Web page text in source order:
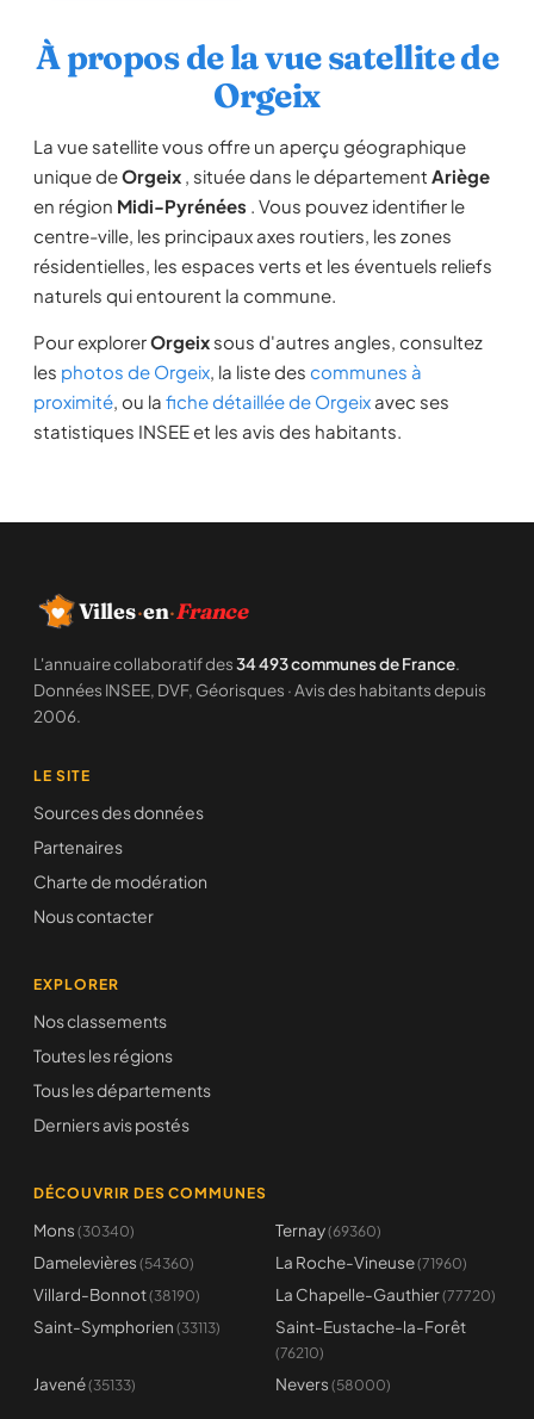
À propos de la vue satellite de
Orgeix
La vue satellite vous offre un aperçu géographique
unique deOrgeix , située dans le département Ariège
en région Midi-Pyrénées . Vous pouvez identifier le
centre-ville, les principaux axes routiers, les zones
résidentielles, les espaces verts et les éventuels reliefs
naturels qui entourent la commune.
Pour explorerOrgeix sous d'autres angles, consultez
les photos de Orgeix, la liste des communes à
proximité, ou la fiche détaillée de Orgeix avec ses
statistiques INSEE et les avis des habitants.
Villes·en·France
L'annuaire collaboratif des34 493 communes de France.
Données INSEE, DVF, Géorisques · Avis des habitants depuis
2006.
LE SITE
Sources des données
Partenaires
Charte de modération
Nous contacter
EXPLORER
Nos classements
Toutes les régions
Tous les départements
Derniers avis postés
DÉCOUVRIR DES COMMUNES
Mons (30340) Ternay(69360)
Damelevières (54360) La Roche-Vineuse(71960)
Villard-Bonnot(38190) La Chapelle-Gauthier(77720)
Saint-Symphorien (33113) Saint-Eustache-la-Forêt
(76210)
Javené(35133) Nevers (58000)